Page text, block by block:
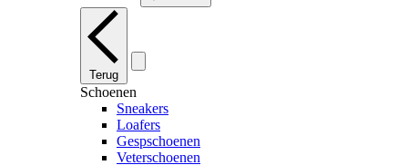
Terug
Schoenen
Sneakers
Loafers
Gespschoenen
Veterschoenen